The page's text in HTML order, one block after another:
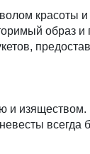
красоты и
образ и
и изяществом.
всегда